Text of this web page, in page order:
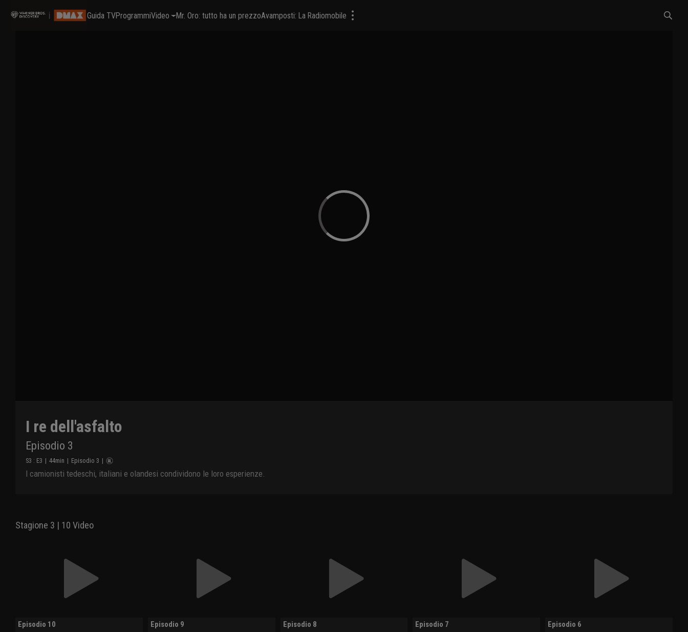
Guida TVProgrammiVideo Mr. Oro: tutto ha un prezzoAvamposti: La Radiomobile
I re dell'asfalto
Episodio 3
S3 : E3 | 44min | Episodio 3 |
I camionisti tedeschi, italiani e olandesi condividono le loro esperienze.
Stagione 3 | 10 Video
Episodio 10 Episodio 9 Episodio 8 Episodio 7 Episodio 6